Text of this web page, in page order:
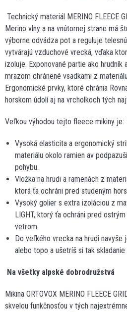
Technický materiál MERINO FLEECE
Merino vlny a na vnútornej strane má
výborne odvádza pot a reguluje
vytvárajú vzduchové vrecká, vďaka
izoluje. Exponované partie ako hrudník
mrazom chránené vsadkami z
Ergonomické prvky, ktoré chránia
horskom údolí aj na vrcholkoch tých
Veľkou výhodou tejto fleece mikiny je:
Vysoká elasticita a ergonomický
materiálu okolo ramien av
pohybu.
Vložka na hrudi a ramenách z
ktorá ťa ochráni pred studeným
Vysoký golier s extra izoláciou z
LIGHT, ktorý ťa ochráni pred
vetrom.
Do veľkého vrecka na hrudi navyše
alebo topo a ušetríš si tak skladanie
Na všetky alpské dobrodružstvá
Mikina ORTOVOX MERINO FLEECE
skvelou funkčnosťou v tých